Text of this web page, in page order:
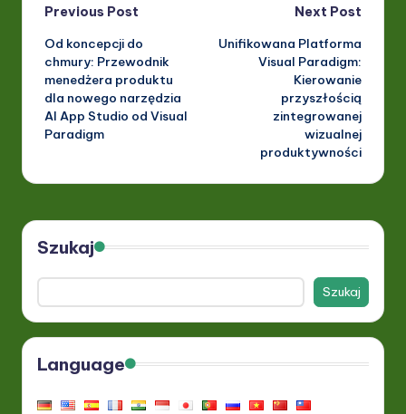
Post
navigation
Previous Post
Od koncepcji do
chmury: Przewodnik
menedżera produktu
dla nowego narzędzia
AI App Studio od Visual
Paradigm
Next Post
Unifikowana Platforma
Visual Paradigm:
Kierowanie
przyszłością
zintegrowanej
wizualnej
produktywności
Szukaj
Szukaj
Language